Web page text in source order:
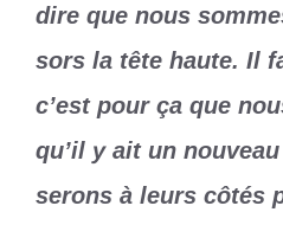
dire que nous
sors la tête haute. Il
c’est pour ça que
qu’il y ait un
serons à leurs côtés